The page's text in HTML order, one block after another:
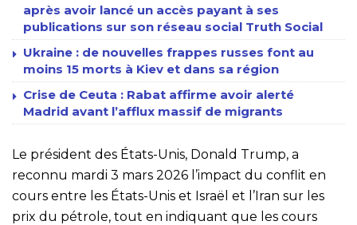
après avoir lancé un accès payant à ses
publications sur son réseau social Truth Social
Ukraine : de nouvelles frappes russes font au
moins 15 morts à Kiev et dans sa région
Crise de Ceuta : Rabat affirme avoir alerté
Madrid avant l’afflux massif de migrants
Le président des États-Unis, Donald Trump, a
reconnu mardi 3 mars 2026 l’impact du conflit en
cours entre les États-Unis et Israël et l’Iran sur les
prix du pétrole, tout en indiquant que les cours